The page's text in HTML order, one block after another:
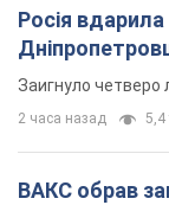
Росія вдарила
Заигнуло четверо
2 часа назад 5,4
ВАКС обрав запобіжний захід експосолці